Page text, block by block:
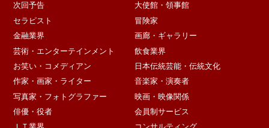
次回予告
大使館・領事館
セラピスト
冒険家
金融業界
画廊・ギャラリー
芸術・エンターテインメント
飲食業界
お笑い・コメディアン
日本伝統芸能・伝統文化
作家・画家・ライター
音楽家・演奏者
写真家・フォトグラファー
映画・映像関係
俳優・役者
会員制サービス